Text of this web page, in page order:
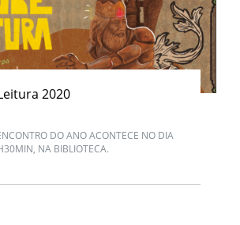
2020
DO ANO ACONTECE NO DIA
NA BIBLIOTECA.